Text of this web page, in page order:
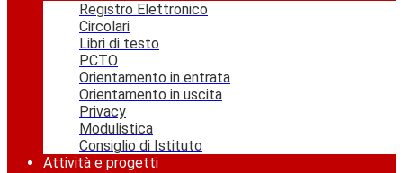
Registro Elettronico
Circolari
Libri di testo
PCTO
Orientamento in entrata
Orientamento in uscita
Privacy
Modulistica
Consiglio di Istituto
Attività e progetti